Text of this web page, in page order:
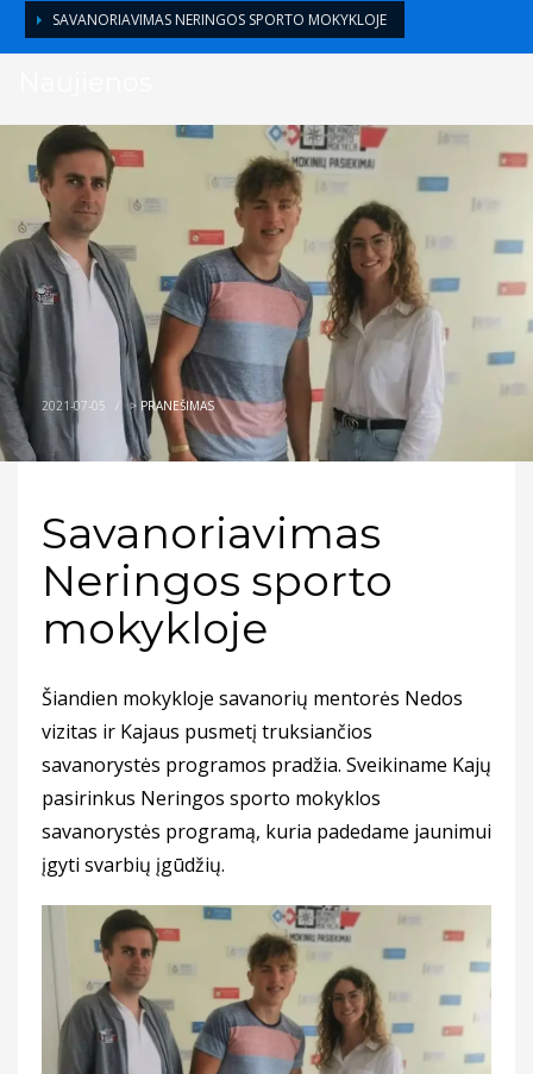
SAVANORIAVIMAS NERINGOS SPORTO MOKYKLOJE
2021-07-05 / >PRANEŠIMAS
Savanoriavimas
Neringos sporto
mokykloje
Šiandien mokykloje savanorių mentorės Nedos
vizitas ir Kajaus pusmetį truksiančios
savanorystės programos pradžia. Sveikiname Kajų
pasirinkus Neringos sporto mokyklos
savanorystės programą, kuria padedame jaunimui
įgyti svarbių įgūdžių.